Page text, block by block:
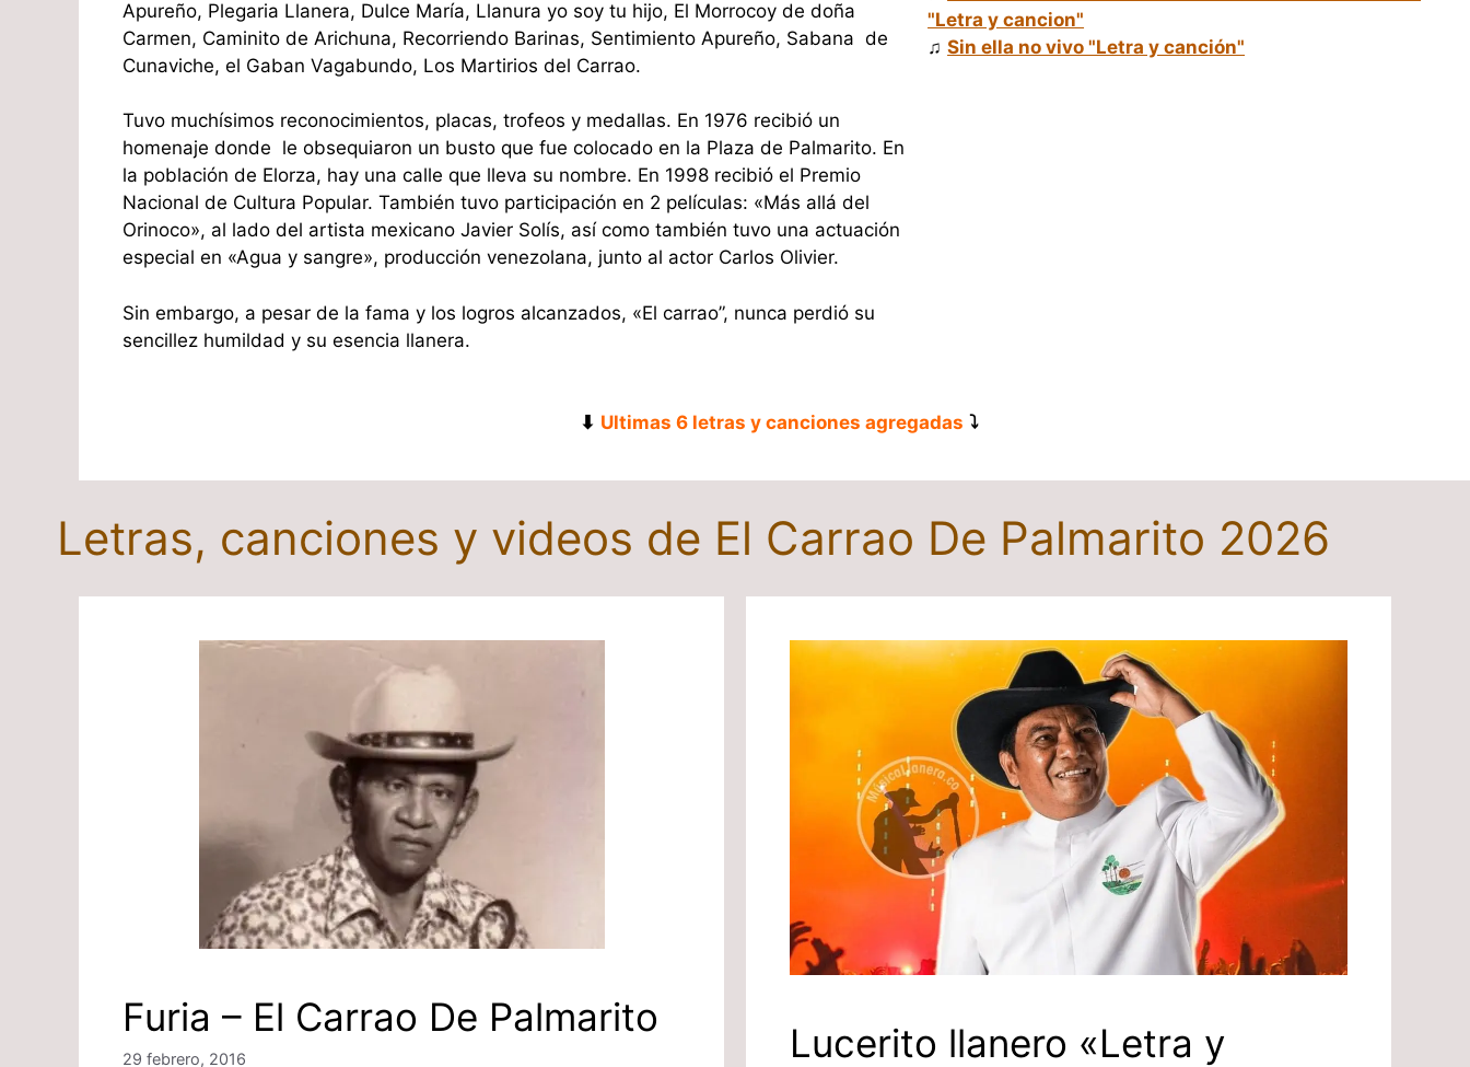
Apureño, Plegaria Llanera, Dulce María, Llanura yo soy tu hijo, El Morrocoy de doña
Carmen, Caminito de Arichuna, Recorriendo Barinas, Sentimiento Apureño, Sabana de
Cunaviche, el Gaban Vagabundo, Los Martirios del Carrao.
Tuvo muchísimos reconocimientos, placas, trofeos y medallas. En 1976 recibió un
homenaje donde le obsequiaron un busto que fue colocado en la Plaza de Palmarito. En
la población de Elorza, hay una calle que lleva su nombre. En 1998 recibió el Premio
Nacional de Cultura Popular. También tuvo participación en 2 películas: «Más allá del
Orinoco», al lado del artista mexicano Javier Solís, así como también tuvo una actuación
especial en «Agua y sangre», producción venezolana, junto al actor Carlos Olivier.
Sin embargo, a pesar de la fama y los logros alcanzados, «El carrao”, nunca perdió su
sencillez humildad y su esencia llanera.
"Letra y cancion"
♫Sin ella no vivo "Letra y canción"
⬇ Ultimas 6 letras y canciones agregadas ⤵
Letras, canciones y videos de El Carrao De Palmarito 2026
Furia – El Carrao De Palmarito
29 febrero, 2016
Lucerito llanero «Letra y